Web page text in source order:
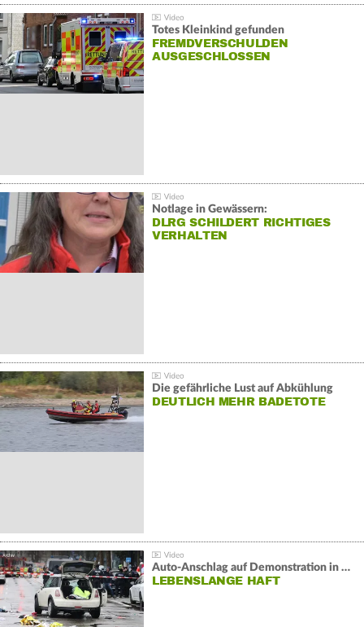
Totes Kleinkind gefunden
FREMDVERSCHULDEN
AUSGESCHLOSSEN
Notlage in Gewässern:
DLRG SCHILDERT RICHTIGES
VERHALTEN
Die gefährliche Lust auf Abkühlung
DEUTLICH MEHR BADETOTE
Auto-Anschlag auf Demonstration in München:
LEBENSLANGE HAFT